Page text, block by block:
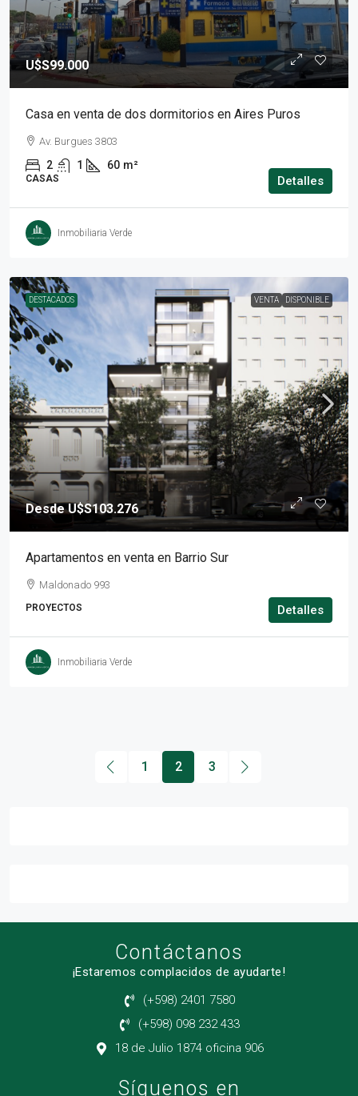
U$S99.000
Casa en venta de dos dormitorios en Aires Puros
Av. Burgues 3803
2 1 60 m²
CASAS Detalles
Inmobiliaria Verde
DESTACADOS VENTA DISPONIBLE
DesdeU$S103.276
Apartamentos en venta en Barrio Sur
Maldonado 993
PROYECTOS Detalles
Inmobiliaria Verde
1 2 3
Contáctanos
¡Estaremos complacidos de ayudarte!
(+598) 2401 7580
(+598) 098 232 433
18 de Julio 1874 oficina 906
Síguenos en